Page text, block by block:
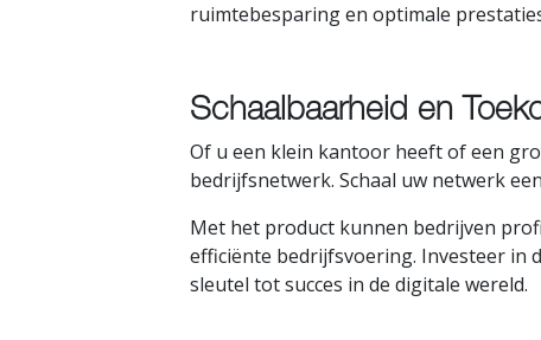
ruimtebesparing en optimale
Schaalbaarheid en
Of u een klein kantoor heeft of een
bedrijfsnetwerk. Schaal uw netwerk
Met het product kunnen bedrijven
efficiënte bedrijfsvoering. Investeer in
sleutel tot succes in de digitale wereld.